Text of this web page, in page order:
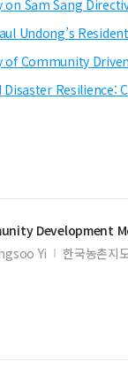
on Sam Sang
Undong’s
of Community
Resilience:
Development
Yi 한국농촌지